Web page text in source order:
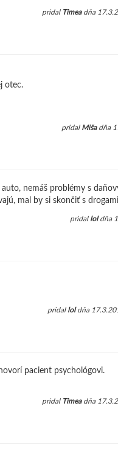
pridal Timeadňa
otec.
pridal Mišadňa
nemáš problémy s
mal by si skončiť s
pridal loldňa
pridal loldňa
pacient psychológovi.
pridal Timeadňa